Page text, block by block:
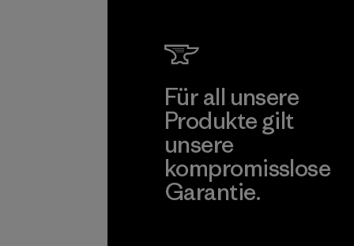
Für all unsere
Produkte gilt
unsere
kompromisslose
Garantie.